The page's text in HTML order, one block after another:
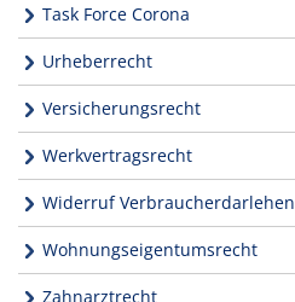
Task Force Corona
Urheberrecht
Versicherungsrecht
Werkvertragsrecht
Widerruf Verbraucherdarlehen
Wohnungseigentumsrecht
Zahnarztrecht